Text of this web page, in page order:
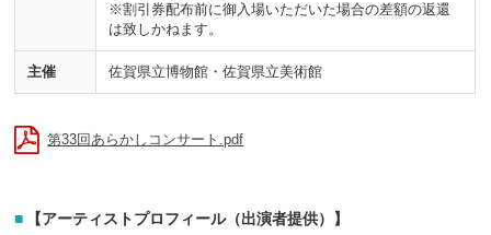
※割引券配布前に御入場いただいた場合の差額の返還
は致しかねます。
主催 佐賀県立博物館・佐賀県立美術館
第33回あらかしコンサート.pdf
【アーティストプロフィール（出演者提供）】